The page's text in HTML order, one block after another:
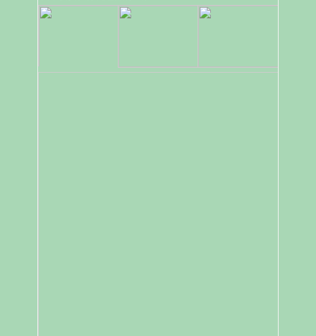
源行健』公司，進行一場認